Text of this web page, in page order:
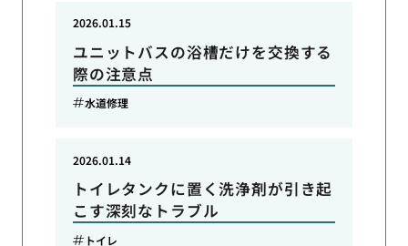
ユニットバスの浴槽だけを交換する
際の注意点
2026.01.15
水道修理
トイレタンクに置く洗浄剤が引き起
こす深刻なトラブル
2026.01.14
トイレ